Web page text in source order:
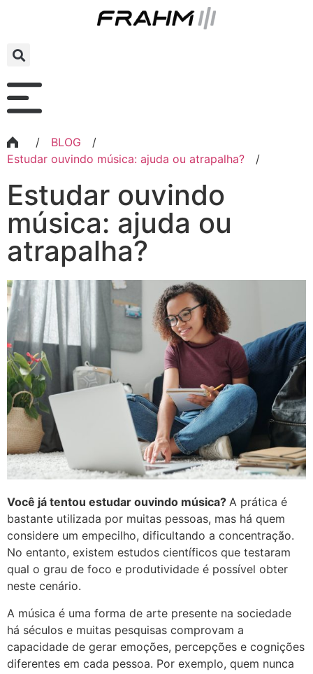
/ BLOG
/
Estudar ouvindo música: ajuda ou atrapalha?
/
Estudar ouvindo
música: ajuda ou
atrapalha?
Você já tentou estudar ouvindo música? A prática é
bastante utilizada por muitas pessoas, mas há quem
considere um empecilho, dificultando a concentração.
No entanto, existem estudos científicos que testaram
qual o grau de foco e produtividade é possível obter
neste cenário.
A música é uma forma de arte presente na sociedade
há séculos e muitas pesquisas comprovam a
capacidade de gerar emoções, percepções e cognições
diferentes em cada pessoa. Por exemplo, quem nunca